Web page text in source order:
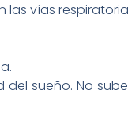
las vías
sueño. No